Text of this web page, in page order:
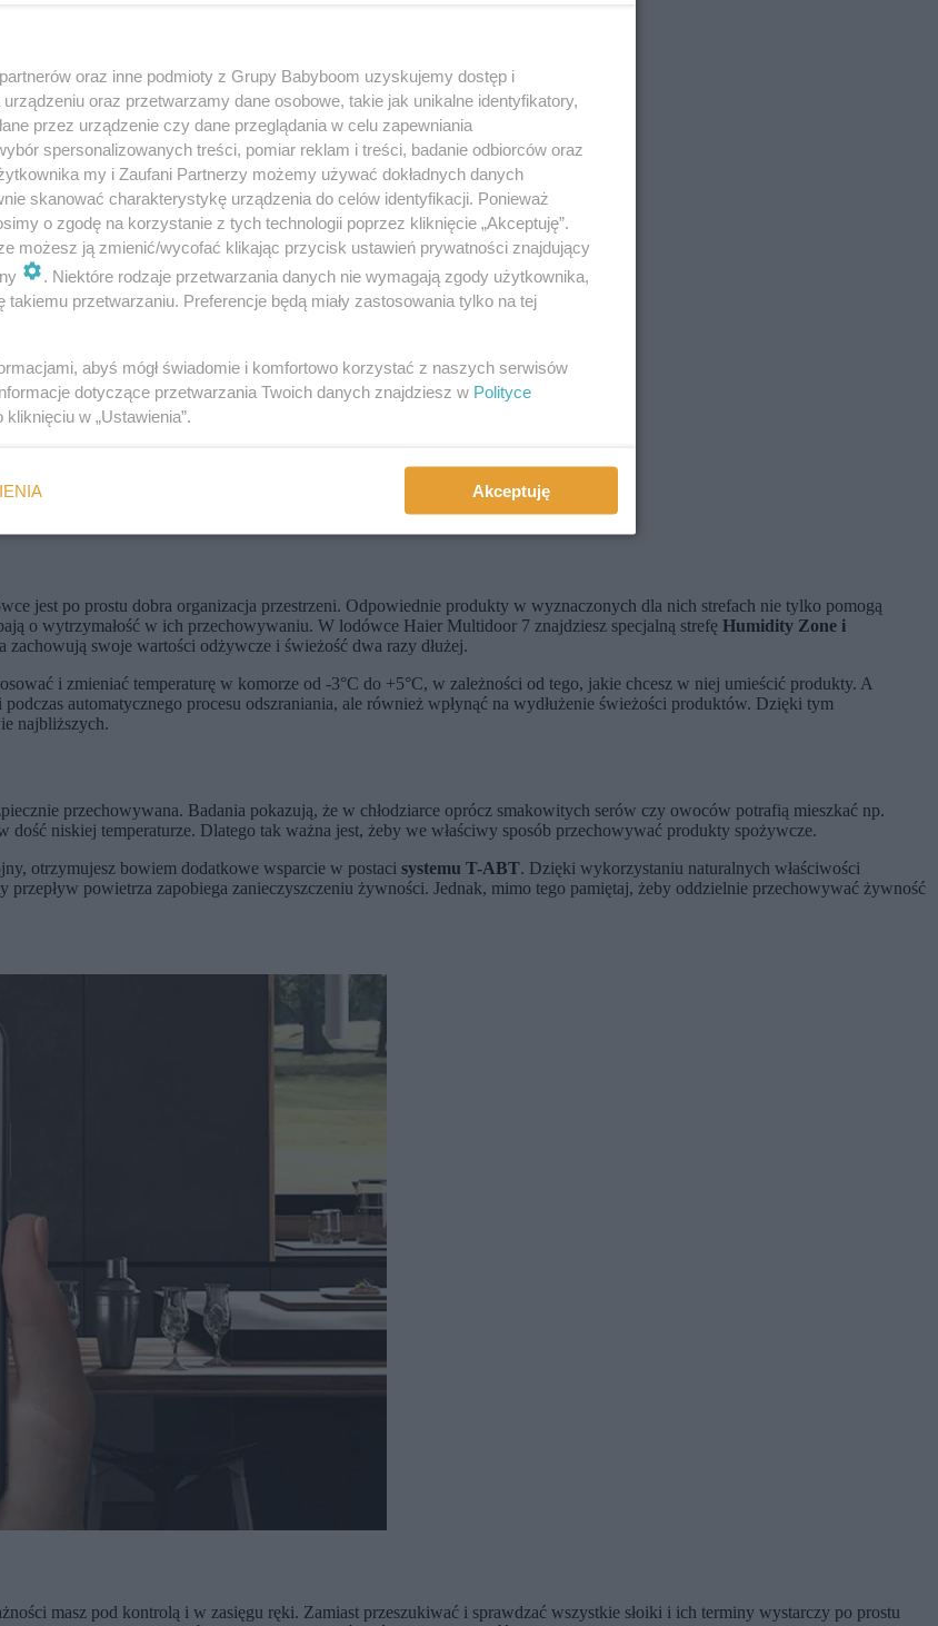
jest po prostu dobra organizacja przestrzeni. Odpowiednie produkty w wyznaczonych dla nich strefach nie tylko pomogą
o wytrzymałość w ich przechowywaniu. W lodówce Haier Multidoor 7 znajdziesz specjalną strefę Humidity Zone i
swoje wartości odżywcze i świeżość dwa razy dłużej.
i zmieniać temperaturę w komorze od -3°C do +5°C, w zależności od tego, jakie chcesz w niej umieścić produkty. A
automatycznego procesu odszraniania, ale również wpłynąć na wydłużenie świeżości produktów. Dzięki tym
najbliższych.
przechowywana. Badania pokazują, że w chłodziarce oprócz smakowitych serów czy owoców potrafią mieszkać np.
niskiej temperaturze. Dlatego tak ważna jest, żeby we właściwy sposób przechowywać produkty spożywcze.
otrzymujesz bowiem dodatkowe wsparcie w postaci systemu T-ABT. Dzięki wykorzystaniu naturalnych właściwości
powietrza zapobiega zanieczyszczeniu żywności. Jednak, mimo tego pamiętaj, żeby oddzielnie przechowywać żywność
masz pod kontrolą i w zasięgu ręki. Zamiast przeszukiwać i sprawdzać wszystkie słoiki i ich terminy wystarczy po prostu
oraz inne podmioty z Grupy Babyboom uzyskujemy dostęp i
oraz przetwarzamy dane osobowe, takie jak unikalne identyfikatory,
przez urządzenie czy dane przeglądania w celu zapewniania
spersonalizowanych treści, pomiar reklam i treści, badanie odbiorców oraz
my i Zaufani Partnerzy możemy używać dokładnych danych
skanować charakterystykę urządzenia do celów identyfikacji. Ponieważ
o zgodę na korzystanie z tych technologii poprzez kliknięcie „Akceptuję”.
możesz ją zmienić/wycofać klikając przycisk ustawień prywatności znajdujący
. Niektóre rodzaje przetwarzania danych nie wymagają zgody użytkownika,
przetwarzaniu. Preferencje będą miały zastosowania tylko na tej
abyś mógł świadomie i komfortowo korzystać z naszych serwisów
dotyczące przetwarzania Twoich danych znajdziesz w Polityce
kliknięciu w „Ustawienia”.
Akceptuję